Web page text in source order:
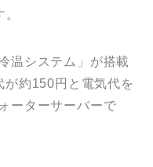
温システム」が搭載
が約150円と電気代を
ーターサーバーで